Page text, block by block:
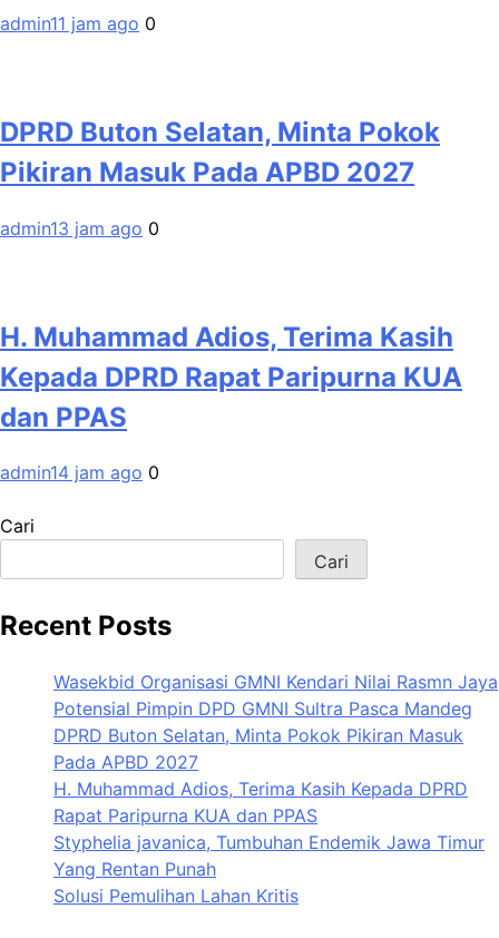
admin11 jam ago 0
DPRD Buton Selatan, Minta Pokok
Pikiran Masuk Pada APBD 2027
admin13 jam ago 0
H. Muhammad Adios, Terima Kasih
Kepada DPRD Rapat Paripurna KUA
dan PPAS
admin14 jam ago 0
Cari
Cari
Recent Posts
Wasekbid Organisasi GMNI Kendari Nilai Rasmn Jaya
Potensial Pimpin DPD GMNI Sultra Pasca Mandeg
DPRD Buton Selatan, Minta Pokok Pikiran Masuk
Pada APBD 2027
H. Muhammad Adios, Terima Kasih Kepada DPRD
Rapat Paripurna KUA dan PPAS
Styphelia javanica, Tumbuhan Endemik Jawa Timur
Yang Rentan Punah
Solusi Pemulihan Lahan Kritis